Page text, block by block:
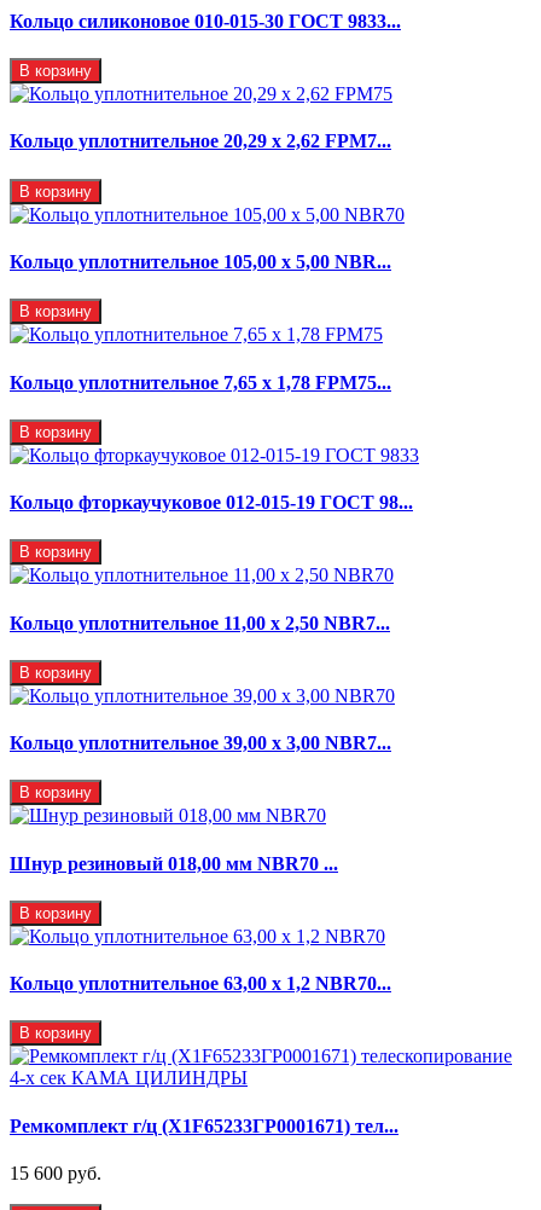
Кольцо силиконовое 010-015-30 ГОСТ 9833...
В корзину
Кольцо уплотнительное 20,29 x 2,62 FPM7...
В корзину
Кольцо уплотнительное 105,00 х 5,00 NBR...
В корзину
Кольцо уплотнительное 7,65 x 1,78 FPM75...
В корзину
Кольцо фторкаучуковое 012-015-19 ГОСТ 98...
В корзину
Кольцо уплотнительное 11,00 х 2,50 NBR7...
В корзину
Кольцо уплотнительное 39,00 х 3,00 NBR7...
В корзину
Шнур резиновый 018,00 мм NBR70 ...
В корзину
Кольцо уплотнительное 63,00 х 1,2 NBR70...
В корзину
Ремкомплект г/ц (X1F65233ГР0001671) тел...
15 600 руб.